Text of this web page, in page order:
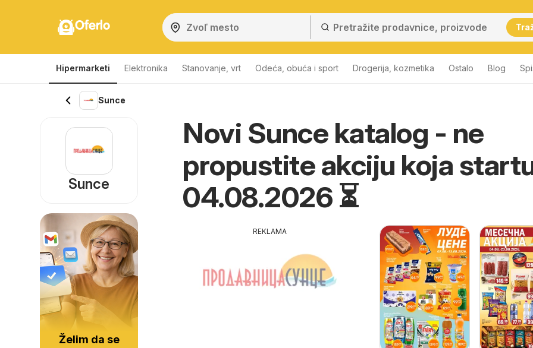
Oferlo
Hipermarketi Elektronika Stanovanje, vrt Odeća, obuća i sport Drogerija, kozmetika Ostalo Blog
Sunce
Novi Sunce katalog - ne
propustite akciju koja
04.08.2026 ⏳
REKLAMA
Sunce
Želim da se